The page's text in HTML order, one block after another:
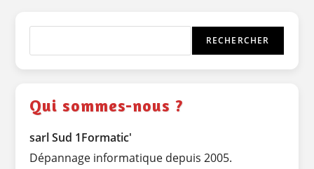
RECHERCHER
Qui sommes-nous ?
sarl Sud 1Formatic'
Dépannage informatique depuis 2005.